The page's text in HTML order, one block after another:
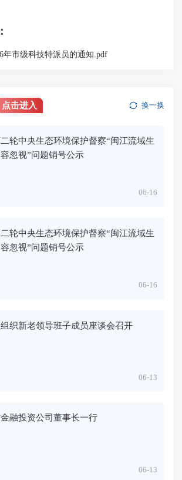
年市级科技特派员的通知.pdf
点击进入 换一换
轮中央生态环境保护督察“闽江流域生
忽视”问题销号公示
06-16
轮中央生态环境保护督察“闽江流域生
忽视”问题销号公示
06-16
织新老领导班子成员座谈会召开
06-13
融投资公司董事长一行
06-13